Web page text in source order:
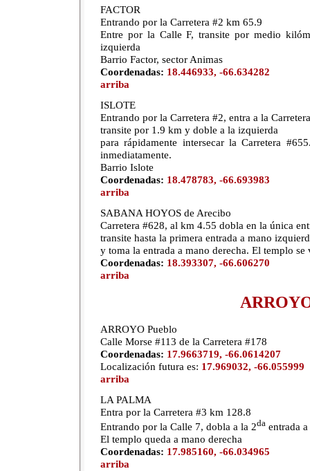
FACTOR
Entrando por la Carretera #2 km 65.9
Entre por la Calle F, transite por medio
izquierda
Barrio Factor, sector Animas
Coordenadas: 18.446933, -66.634282
arriba
ISLOTE
Entrando por la Carretera #2, entra a la
transite por 1.9 km y doble a la izquierda
para rápidamente intersecar la Carretera
inmediatamente.
Barrio Islote
Coordenadas: 18.478783, -66.693983
arriba
SABANA HOYOS de Arecibo
Carretera #628, al km 4.55 dobla en la única
transite hasta la primera entrada a mano
y toma la entrada a mano derecha. El templo se
Coordenadas: 18.393307, -66.606270
arriba
ARROYO Pueblo
Calle Morse #113 de la Carretera #178
Coordenadas: 17.9663719, -66.0614207
Localización futura es: 17.969032, -66.055999
arriba
LA PALMA
Entra por la Carretera #3 km 128.8
Entrando por la Calle 7, dobla a la 2da entrada
El templo queda a mano derecha
Coordenadas: 17.985160, -66.034965
arriba